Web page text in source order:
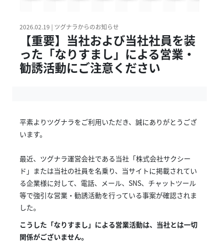
2026.02.19 | ツグナラからのお知らせ
【重要】当社および当社社員を装
った「なりすまし」による営業・
勧誘活動にご注意ください
平素よりツグナラをご利用いただき、誠にありがとうござ
います。
最近、ツグナラ運営会社である当社「株式会社サクシー
ド」または当社の社員を名乗り、当サイトに掲載されてい
る企業様に対して、電話、メール、SNS、チャットツール
等で強引な営業・勧誘活動を行っている事案が確認されま
した。
こうした「なりすまし」による営業活動は、当社とは一切
関係がございません。